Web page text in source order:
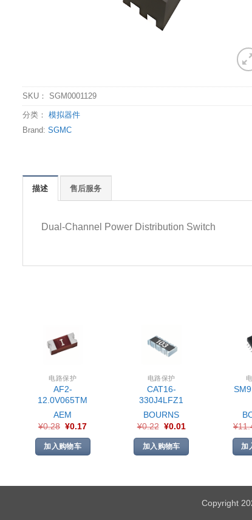
SKU： SGM0001129
分类： 模拟器件
Brand: SGMC
描述 售后服务
Dual-Channel Power Distribution Switch
电路保护
AF2-
12.0V065TM
AEM
¥0.28 ¥0.17
加入购物车
电路保护
CAT16-
330J4LFZ1
BOURNS
¥0.22 ¥0.01
加入购物车
¥
加
Copyright